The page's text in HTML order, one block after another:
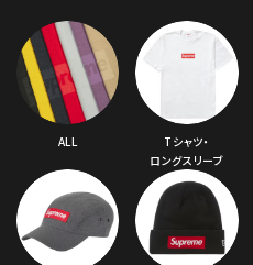
ALL
Tシャツ・
ロングスリーブ